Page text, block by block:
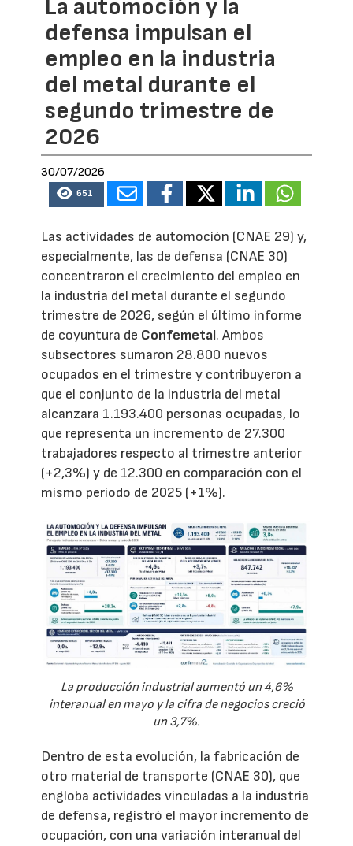
La automoción y la
defensa impulsan el
empleo en la industria
del metal durante el
segundo trimestre de
2026
30/07/2026
651
Las actividades de automoción (CNAE 29) y,
especialmente, las de defensa (CNAE 30)
concentraron el crecimiento del empleo en
la industria del metal durante el segundo
trimestre de 2026, según el último informe
de coyuntura de Confemetal. Ambos
subsectores sumaron 28.800 nuevos
ocupados en el trimestre y contribuyeron a
que el conjunto de la industria del metal
alcanzara 1.193.400 personas ocupadas, lo
que representa un incremento de 27.300
trabajadores respecto al trimestre anterior
(+2,3%) y de 12.300 en comparación con el
mismo periodo de 2025 (+1%).
La producción industrial aumentó un 4,6%
interanual en mayo y la cifra de negocios creció
un 3,7%.
Dentro de esta evolución, la fabricación de
otro material de transporte (CNAE 30), que
engloba actividades vinculadas a la industria
de defensa, registró el mayor incremento de
ocupación, con una variación interanual del